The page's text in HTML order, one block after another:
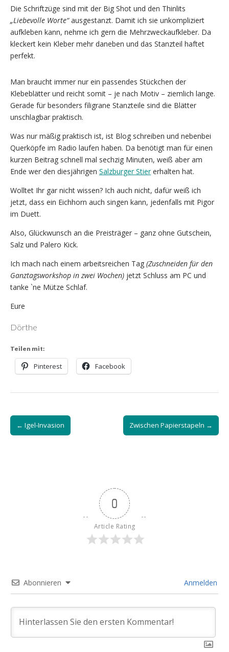
Die Schriftzüge sind mit der Big Shot und den Thinlits
„Liebevolle Worte“ausgestanzt. Damit ich sie unkompliziert
aufkleben kann, nehme ich gern die Mehrzweckaufkleber. Da
kleckert kein Kleber mehr daneben und das Stanzteil haftet
perfekt.
Man braucht immer nur ein passendes Stückchen der
Klebeblätter und reicht somit – je nach Motiv – ziemlich lange.
Gerade für besonders filigrane Stanzteile sind die Blätter
unschlagbar praktisch.
Was nur mäßig praktisch ist, ist Blog schreiben und nebenbei
Querköpfe im Radio laufen haben. Da benötigt man für einen
kurzen Beitrag schnell mal sechzig Minuten, weiß aber am
Ende wer den diesjährigen Salzburger Stiererhalten hat.
Wolltet Ihr gar nicht wissen? Ich auch nicht, dafür weiß ich
jetzt, dass ein Eichhorn auch singen kann, jedenfalls mit Pigor
im Duett.
Also, Glückwunsch an die Preisträger – ganz ohne Gutschein,
Salz und Palero Kick.
Ich mach nach einem arbeitsreichen Tag (Zuschneiden für den
Ganztagsworkshop in zwei Wochen) jetzt Schluss am PC und
tanke `ne Mütze Schlaf.
Eure
Dörthe
Teilen mit:
Pinterest Facebook
Post
navigation
← Igel-Invasion Zwischen Papierstapeln →
0
Article Rating
Abonnieren Anmelden